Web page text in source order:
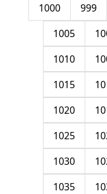
999
1000
1005
1010
1015
1020
1025
1030
1035